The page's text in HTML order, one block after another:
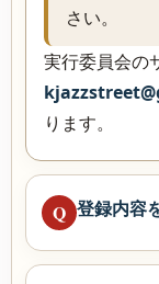
さい。
実行委員会の
ります。
Q 登録内容